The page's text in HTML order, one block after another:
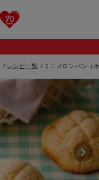
レシピ一覧 ミニメロンパン（